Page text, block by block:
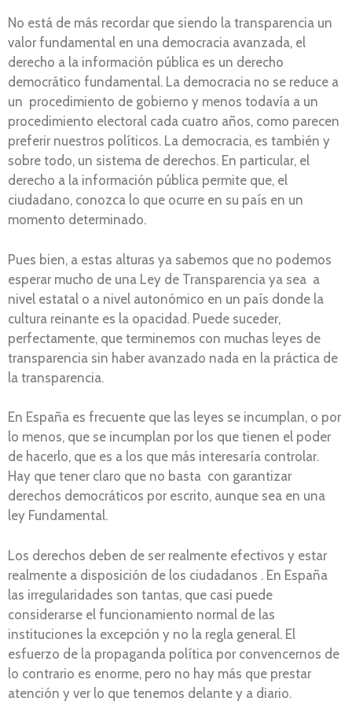
No está de más recordar que siendo la transparencia un
valor fundamental en una democracia avanzada, el
derecho a la información pública es un derecho
democrático fundamental. La democracia no se reduce a
un procedimiento de gobierno y menos todavía a un
procedimiento electoral cada cuatro años, como parecen
preferir nuestros políticos. La democracia, es también y
sobre todo, un sistema de derechos. En particular, el
derecho a la información pública permite que, el
ciudadano, conozca lo que ocurre en su país en un
momento determinado.
Pues bien, a estas alturas ya sabemos que no podemos
esperar mucho de una Ley de Transparencia ya sea a
nivel estatal o a nivel autonómico en un país donde la
cultura reinante es la opacidad. Puede suceder,
perfectamente, que terminemos con muchas leyes de
transparencia sin haber avanzado nada en la práctica de
la transparencia.
En España es frecuente que las leyes se incumplan, o por
lo menos, que se incumplan por los que tienen el poder
de hacerlo, que es a los que más interesaría controlar.
Hay que tener claro que no basta con garantizar
derechos democráticos por escrito, aunque sea en una
ley Fundamental.
Los derechos deben de ser realmente efectivos y estar
realmente a disposición de los ciudadanos . En España
las irregularidades son tantas, que casi puede
considerarse el funcionamiento normal de las
instituciones la excepción y no la regla general. El
esfuerzo de la propaganda política por convencernos de
lo contrario es enorme, pero no hay más que prestar
atención y ver lo que tenemos delante y a diario.